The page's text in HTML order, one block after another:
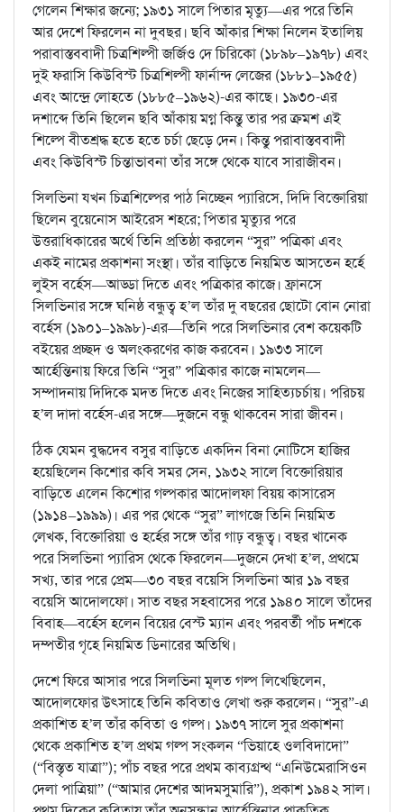
গেলেন শিক্ষার জন্যে; ১৯৩১ সালে পিতার মৃত্যু—এর পরে তিনি
আর দেশে ফিরলেন না দুবছর। ছবি আঁকার শিক্ষা নিলেন ইতালিয়
পরাবাস্তববাদী চিত্রশিল্পী জর্জিও দে চিরিকো (১৮৯৮–১৯৭৮) এবং
দুই ফরাসি কিউবিস্ট চিত্রশিল্পী ফার্নান্দ লেজের (১৮৮১–১৯৫৫)
এবং আন্দ্রে লোহতে (১৮৮৫–১৯৬২)-এর কাছে। ১৯৩০-এর
দশাব্দে তিনি ছিলেন ছবি আঁকায় মগ্ন কিন্তু তার পর ক্রমশ এই
শিল্পে বীতশ্রদ্ধ হতে হতে চর্চা ছেড়ে দেন। কিন্তু পরাবাস্তববাদী
এবং কিউবিস্ট চিন্তাভাবনা তাঁর সঙ্গে থেকে যাবে সারাজীবন।
সিলভিনা যখন চিত্রশিল্পের পাঠ নিচ্ছেন প্যারিসে, দিদি বিক্তোরিয়া
ছিলেন বুয়েনোস আইরেস শহরে; পিতার মৃত্যুর পরে
উত্তরাধিকারের অর্থে তিনি প্রতিষ্ঠা করলেন “সুর” পত্রিকা এবং
একই নামের প্রকাশনা সংস্থা। তাঁর বাড়িতে নিয়মিত আসতেন হর্হে
লুইস বর্হেস—আড্ডা দিতে এবং পত্রিকার কাজে। ফ্রানসে
সিলভিনার সঙ্গে ঘনিষ্ঠ বন্ধুত্ব হ’ল তাঁর দু বছরের ছোটো বোন নোরা
বর্হেস (১৯০১–১৯৯৮)-এর—তিনি পরে সিলভিনার বেশ কয়েকটি
বইয়ের প্রচ্ছদ ও অলংকরণের কাজ করবেন। ১৯৩৩ সালে
আর্হেন্তিনায় ফিরে তিনি “সুর” পত্রিকার কাজে নামলেন—
সম্পাদনায় দিদিকে মদত দিতে এবং নিজের সাহিত্যচর্চায়। পরিচয়
হ’ল দাদা বর্হেস-এর সঙ্গে—দুজনে বন্ধু থাকবেন সারা জীবন।
ঠিক যেমন বুদ্ধদেব বসুর বাড়িতে একদিন বিনা নোটিসে হাজির
হয়েছিলেন কিশোর কবি সমর সেন, ১৯৩২ সালে বিক্তোরিয়ার
বাড়িতে এলেন কিশোর গল্পকার আদোলফা বিয়য় কাসারেস
(১৯১৪–১৯৯৯)। এর পর থেকে “সুর” লাগজে তিনি নিয়মিত
লেখক, বিক্তোরিয়া ও হর্হের সঙ্গে তাঁর গাঢ় বন্ধুত্ব। বছর খানেক
পরে সিলভিনা প্যারিস থেকে ফিরলেন—দুজনে দেখা হ’ল, প্রথমে
সখ্য, তার পরে প্রেম—৩০ বছর বয়েসি সিলভিনা আর ১৯ বছর
বয়েসি আদোলফো। সাত বছর সহবাসের পরে ১৯৪০ সালে তাঁদের
বিবাহ—বর্হেস হলেন বিয়ের বেস্ট ম্যান এবং পরবর্তী পাঁচ দশকে
দম্পতীর গৃহে নিয়মিত ডিনারের অতিথি।
দেশে ফিরে আসার পরে সিলভিনা মূলত গল্প লিখেছিলেন,
আদোলফোর উৎসাহে তিনি কবিতাও লেখা শুরু করলেন। “সুর”-এ
প্রকাশিত হ’ল তাঁর কবিতা ও গল্প। ১৯৩৭ সালে সুর প্রকাশনা
থেকে প্রকাশিত হ’ল প্রথম গল্প সংকলন “ভিয়াহে ওলবিদাদো”
(“বিস্তৃত যাত্রা”); পাঁচ বছর পরে প্রথম কাব্যগ্রন্থ “এনিউমেরাসিওন
দেলা পাত্রিয়া” (“আমার দেশের আদমসুমারি”), প্রকাশ ১৯৪২ সাল।